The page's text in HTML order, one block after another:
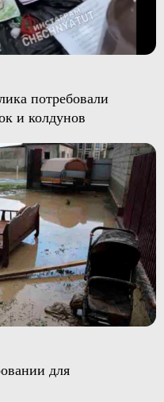
потребовали
и колдунов
для